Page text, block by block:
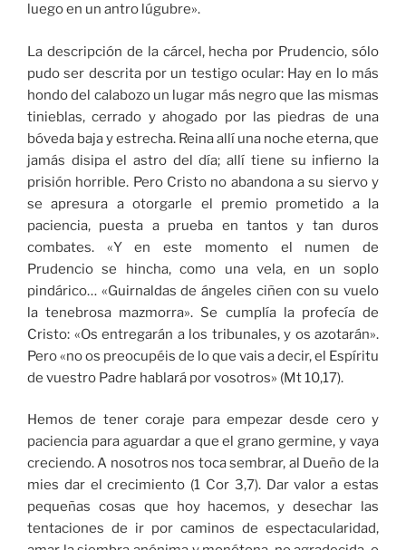
luego en un antro lúgubre».
La descripción de la cárcel, hecha por Prudencio, sólo
pudo ser descrita por un testigo ocular: Hay en lo más
hondo del calabozo un lugar más negro que las mismas
tinieblas, cerrado y ahogado por las piedras de una
bóveda baja y estrecha. Reina allí una noche eterna, que
jamás disipa el astro del día; allí tiene su infierno la
prisión horrible. Pero Cristo no abandona a su siervo y
se apresura a otorgarle el premio prometido a la
paciencia, puesta a prueba en tantos y tan duros
combates. «Y en este momento el numen de
Prudencio se hincha, como una vela, en un soplo
pindárico… «Guirnaldas de ángeles ciñen con su vuelo
la tenebrosa mazmorra». Se cumplía la profecía de
Cristo: «Os entregarán a los tribunales, y os azotarán».
Pero «no os preocupéis de lo que vais a decir, el Espíritu
de vuestro Padre hablará por vosotros» (Mt 10,17).
Hemos de tener coraje para empezar desde cero y
paciencia para aguardar a que el grano germine, y vaya
creciendo. A nosotros nos toca sembrar, al Dueño de la
mies dar el crecimiento (1 Cor 3,7). Dar valor a estas
pequeñas cosas que hoy hacemos, y desechar las
tentaciones de ir por caminos de espectacularidad,